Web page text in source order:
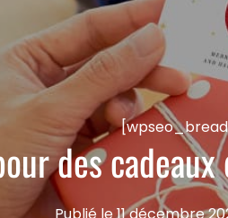
des cadeaux
Publié le11 décembre